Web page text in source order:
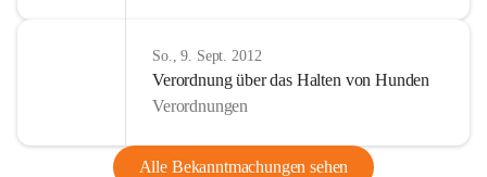
So., 9. Sept. 2012
Verordnung über das Halten von Hunden
Verordnungen
Alle Bekanntmachungen sehen